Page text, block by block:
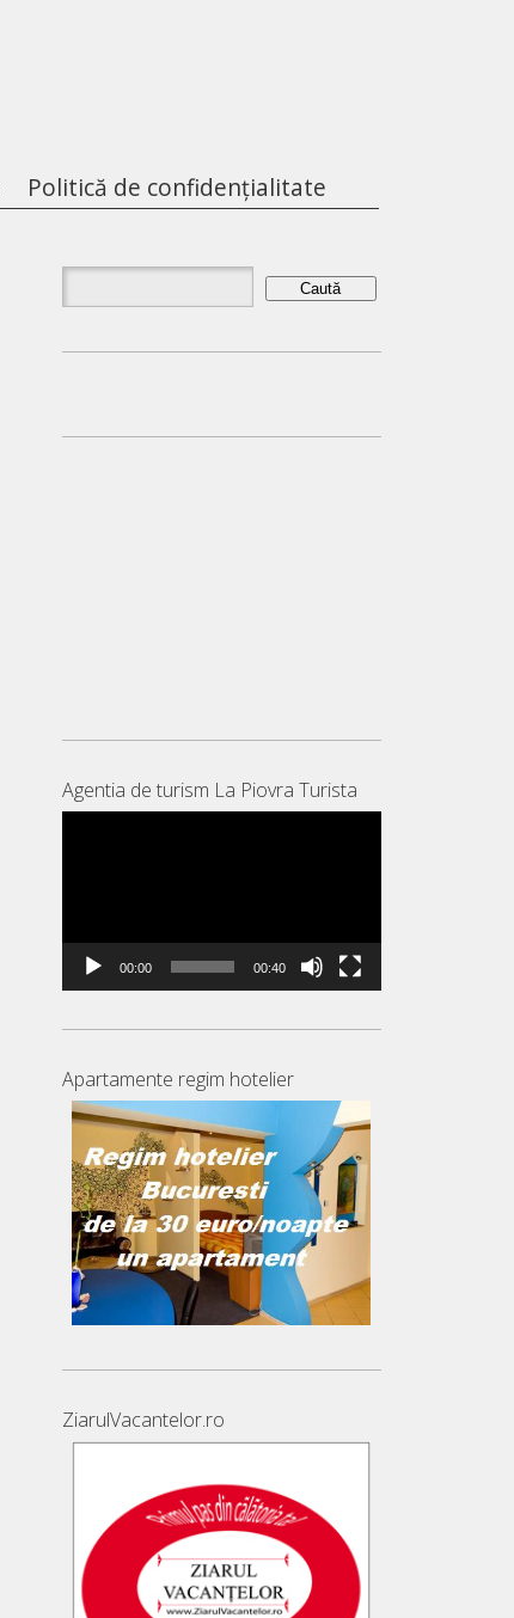
Politică de confidențialitate
Caută
după:
Agentia de turism La Piovra Turista
00:00 00:40
Apartamente regim hotelier
ZiarulVacantelor.ro